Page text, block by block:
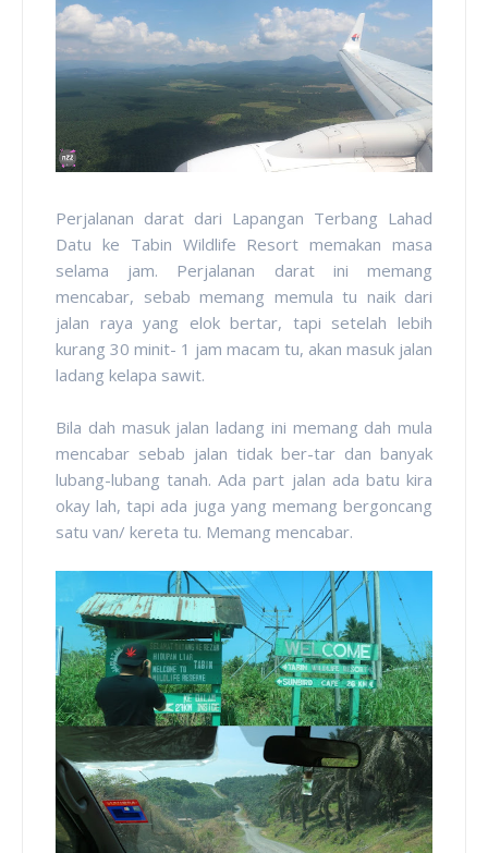
Perjalanan darat dari Lapangan Terbang Lahad
Datu ke Tabin Wildlife Resort memakan masa
selama jam. Perjalanan darat ini memang
mencabar, sebab memang memula tu naik dari
jalan raya yang elok bertar, tapi setelah lebih
kurang 30 minit- 1 jam macam tu, akan masuk jalan
ladang kelapa sawit.
Bila dah masuk jalan ladang ini memang dah mula
mencabar sebab jalan tidak ber-tar dan banyak
lubang-lubang tanah. Ada part jalan ada batu kira
okay lah, tapi ada juga yang memang bergoncang
satu van/ kereta tu. Memang mencabar.